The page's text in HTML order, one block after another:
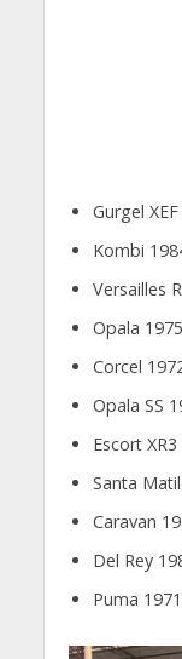
Gurgel
Kombi
Versailles
Opala
Corcel
Opala SS
Escort
Santa
Caravan
Del Rey
Puma